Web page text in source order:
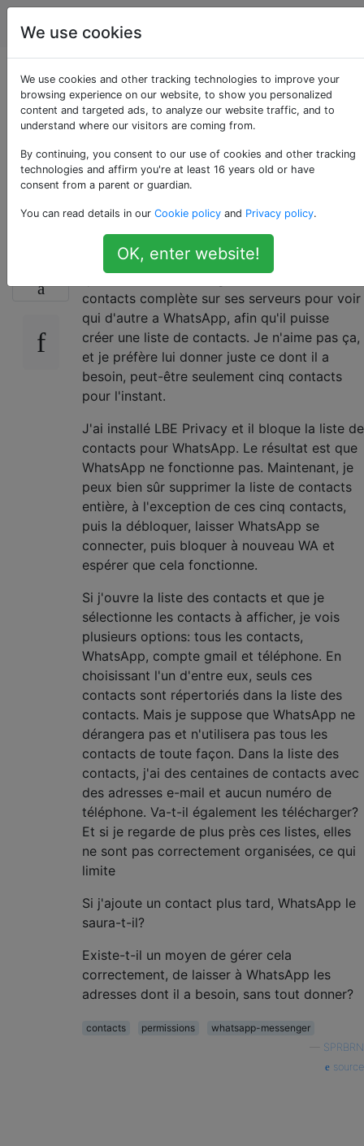
Android
Est-il possible de
limiter la liste des
contacts dans
WhatsApp?
Aujourd'hui, j'ai installé WhatsApp, et je sais
qu'il souhaite télécharger ma liste de
contacts complète sur ses serveurs pour voir
qui d'autre a WhatsApp, afin qu'il puisse
créer une liste de contacts. Je n'aime pas ça,
et je préfère lui donner juste ce dont il a
besoin, peut-être seulement cinq contacts
pour l'instant.
J'ai installé LBE Privacy et il bloque la liste de
contacts pour WhatsApp. Le résultat est que
WhatsApp ne fonctionne pas. Maintenant, je
peux bien sûr supprimer la liste de contacts
entière, à l'exception de ces cinq contacts,
puis la débloquer, laisser WhatsApp se
connecter, puis bloquer à nouveau WA et
espérer que cela fonctionne.
Si j'ouvre la liste des contacts et que je
sélectionne les contacts à afficher, je vois
plusieurs options: tous les contacts,
WhatsApp, compte gmail et téléphone. En
choisissant l'un d'entre eux, seuls ces
contacts sont répertoriés dans la liste des
contacts. Mais je suppose que WhatsApp ne
dérangera pas et n'utilisera pas tous les
contacts de toute façon. Dans la liste des
contacts, j'ai des centaines de contacts avec
des adresses e-mail et aucun numéro de
téléphone. Va-t-il également les télécharger?
Et si je regarde de plus près ces listes, elles
ne sont pas correctement organisées, ce qui
limite
Si j'ajoute un contact plus tard, WhatsApp le
saura-t-il?
Existe-t-il un moyen de gérer cela
correctement, de laisser à WhatsApp les
adresses dont il a besoin, sans tout donner?
contacts permissions
whatsapp-messenger
SPRBRN
source
We use cookies
We use cookies and other tracking technologies to improve your
browsing experience on our website, to show you personalized
content and targeted ads, to analyze our website traffic, and to
understand where our visitors are coming from.
By continuing, you consent to our use of cookies and other tracking
technologies and affirm you're at least 16 years old or have
consent from a parent or guardian.
You can read details in our Cookie policy and Privacy policy.
OK, enter website!